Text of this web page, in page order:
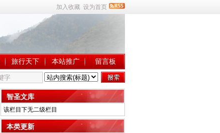
加入收藏 设为首页
旅行天下 本站推广 留言板
智圣文库
该栏目下无二级栏目
本类更新